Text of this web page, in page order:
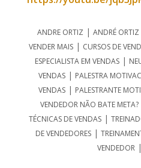
ANDRE ORTIZ | ANDRÉ ORTIZ
VENDER MAIS | CURSOS DE
ESPECIALISTA EM VENDAS|
VENDAS | PALESTRA
VENDAS| PALESTRANTE
VENDEDOR NÃO BATE META?
TÉCNICAS DE VENDAS |
DE VENDEDORES|
VENDEDOR